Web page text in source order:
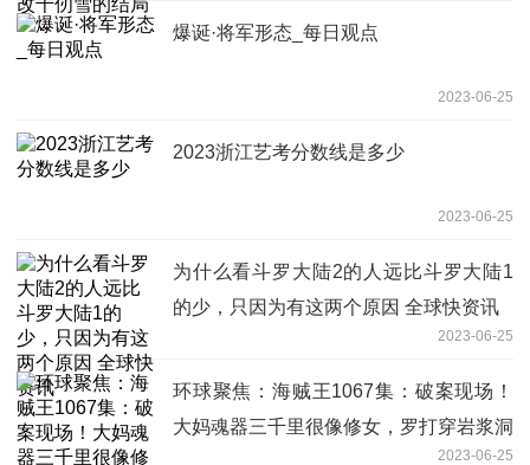
爆诞·将军形态_每日观点
2023-06-25
2023浙江艺考分数线是多少
2023-06-25
为什么看斗罗大陆2的人远比斗罗大陆1
的少，只因为有这两个原因 全球快资讯
2023-06-25
环球聚焦：海贼王1067集：破案现场！
大妈魂器三千里很像修女，罗打穿岩浆洞
2023-06-25